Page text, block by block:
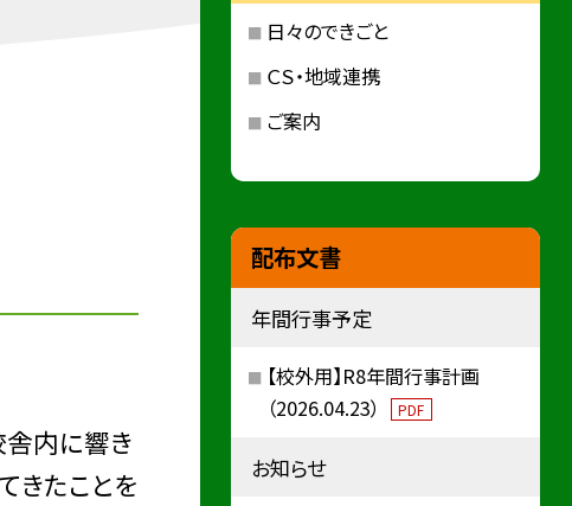
内に響き
きたことを
日々のできごと
ＣＳ・地域連携
ご案内
配布文書
年間行事予定
【校外用】R8年間行事計画
（2026.04.23）
PDF
お知らせ